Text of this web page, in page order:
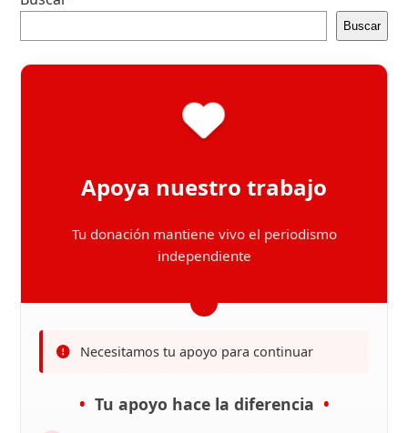
Buscar
Apoya nuestro trabajo
Tu donación mantiene vivo el periodismo
independiente
Necesitamos tu apoyo para continuar
Tu apoyo hace la diferencia